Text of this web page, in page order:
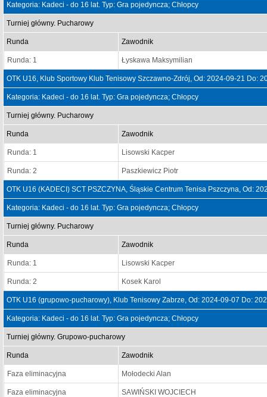
Kategoria: Kadeci - do 16 lat. Typ: Gra pojedyncza; Chłopcy
Turniej główny. Pucharowy
Runda Zawodnik
Runda: 1 Łyskawa Maksymilian
OTK U16, Klub Sportowy Klub Tenisowy Szczawno-Zdrój, Od: 2024-09-21 Do:
Kategoria: Kadeci - do 16 lat. Typ: Gra pojedyncza; Chłopcy
Turniej główny. Pucharowy
Runda Zawodnik
Runda: 1 Lisowski Kacper
Runda: 2 Paszkiewicz Piotr
OTK U16 (KADECI) SCT PSZCZYNA, Śląskie Centrum Tenisa Pszczyna, Od:
Kategoria: Kadeci - do 16 lat. Typ: Gra pojedyncza; Chłopcy
Turniej główny. Pucharowy
Runda Zawodnik
Runda: 1 Lisowski Kacper
Runda: 2 Kosek Karol
OTK U16 (grupowo-pucharowy), Klub Tenisowy Zabrze, Od: 2024-09-07 Do:
Kategoria: Kadeci - do 16 lat. Typ: Gra pojedyncza; Chłopcy
Turniej główny. Grupowo-pucharowy
Runda Zawodnik
Faza eliminacyjna Mołodecki Alan
Faza eliminacyjna SAWIŃSKI WOJCIECH